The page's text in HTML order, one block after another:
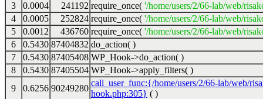
3
0.0004 241192 require_once( '/home/users/2/66-lab/web/
4
0.0005 252824 require_once( '/home/users/2/66-lab/web/
5
0.0012 436760 require_once( '/home/users/2/66-lab/web/
6
0.5430 87404832 do_action( )
7
0.5430 87405408 WP_Hook->do_action( )
8
0.5430 87405504 WP_Hook->apply_filters( )
9
0.6256 90249280
call_user_func:{/home/users/2/66-lab/web/
hook.php:305} ( )